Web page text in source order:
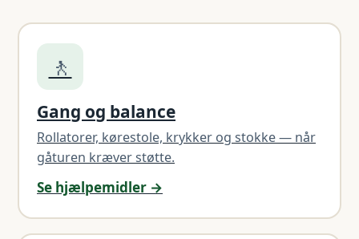
🚶
Gang og balance
Rollatorer, kørestole, krykker og stokke — når
gåturen kræver støtte.
Se hjælpemidler →